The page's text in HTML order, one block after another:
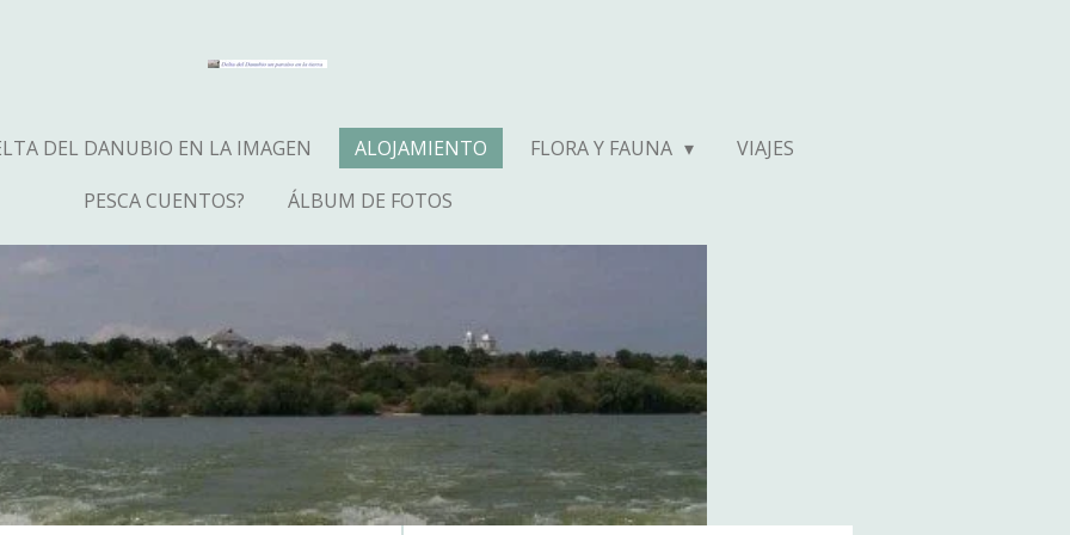
DEL DANUBIO EN LA IMAGEN ALOJAMIENTO FLORA Y FAUNA
VIAJES
PESCA CUENTOS?
ÁLBUM DE FOTOS